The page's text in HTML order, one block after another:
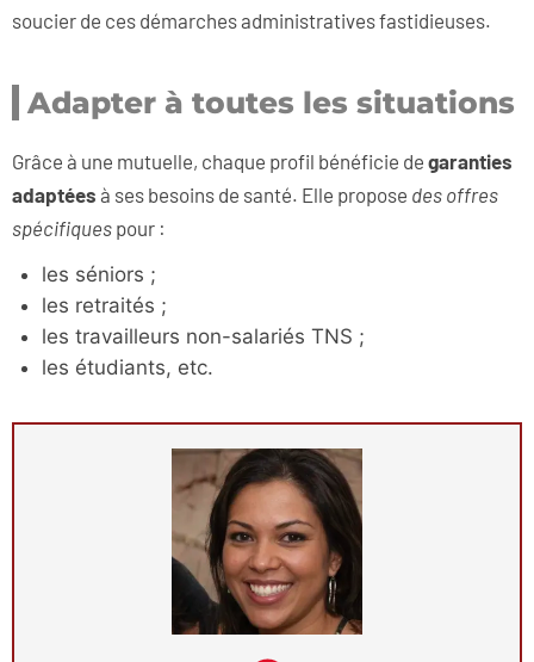
soucier de ces démarches administratives fastidieuses.
Adapter à toutes les situations
Grâce à une mutuelle, chaque profil bénéficie de garanties
adaptées à ses besoins de santé. Elle propose des offres
spécifiques pour :
les séniors ;
les retraités ;
les travailleurs non-salariés TNS ;
les étudiants, etc.